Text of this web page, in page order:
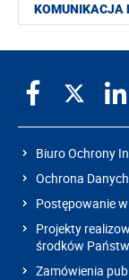
KOMUNIKACJA
Biuro Ochrony
Ochrona
Postępowanie
Projekty
środków
Zamówienia